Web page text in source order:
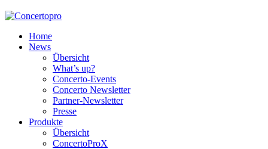
Home
News
Übersicht
What’s up?
Concerto-Events
Concerto Newsletter
Partner-Newsletter
Presse
Produkte
Übersicht
ConcertoProX